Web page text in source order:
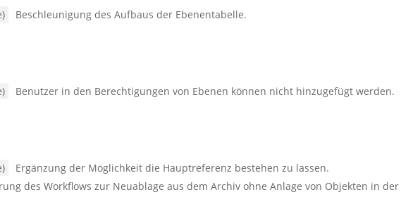
Beschleunigung des Aufbaus der Ebenentabelle.
Benutzer in den Berechtigungen von Ebenen können nicht hinzugefügt werden.
Ergänzung der Möglichkeit die Hauptreferenz bestehen zu lassen.
des Workflows zur Neuablage aus dem Archiv ohne Anlage von Objekten in der